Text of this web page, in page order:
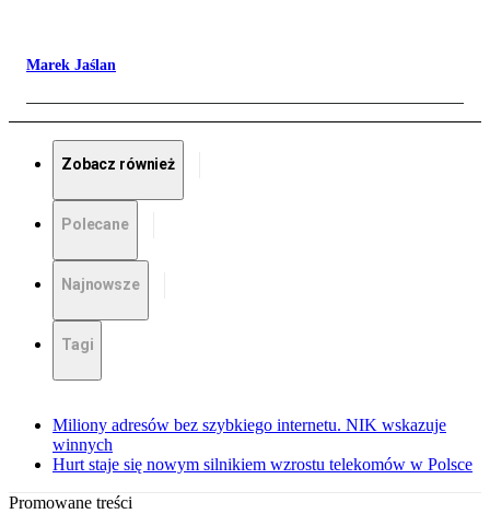
Marek Jaślan
Zobacz również
Polecane
Najnowsze
Tagi
Miliony adresów bez szybkiego internetu. NIK wskazuje
winnych
Hurt staje się nowym silnikiem wzrostu telekomów w Polsce
Promowane treści